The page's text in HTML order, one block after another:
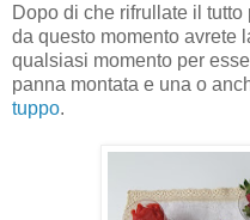
Dopo di che rifrullate il
da questo momento avrete
qualsiasi momento per
panna montata e una o
tuppo.